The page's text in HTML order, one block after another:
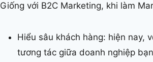
Giống với B2C Marketing, khi làm
Hiểu sâu khách hàng: hiện nay,
tương tác giữa doanh nghiệp